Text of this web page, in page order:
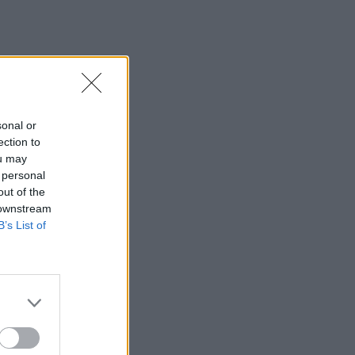
or
to
may
of the
List of
22:30
Αυτές είναι οι πιο επικίνδυνες
εβδομάδες για μεγάλες πυρκαγιές